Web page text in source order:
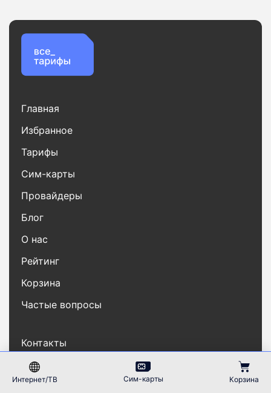
Интернет/ТВ Сим-карты Корзина
Главная
Избранное
Тарифы
Сим-карты
Провайдеры
Блог
О нас
Рейтинг
Корзина
Частые вопросы
Контакты
Карта сайта